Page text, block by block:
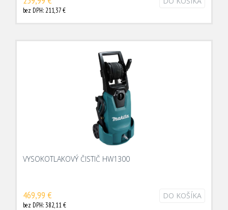
bez DPH: 211,37 €
VYSOKOTLAKOVÝ ČISTIČ HW1300
469,99 €
bez DPH: 382,11 €
DO KOŠÍKA